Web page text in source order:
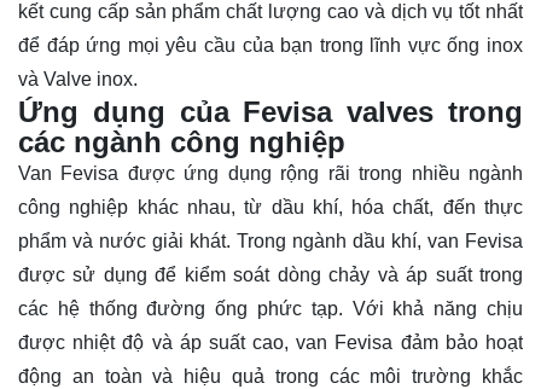
kết cung cấp sản phẩm chất lượng cao và dịch vụ tốt nhất
để đáp ứng mọi yêu cầu của bạn trong lĩnh vực ống inox
và Valve inox.
Ứng dụng của Fevisa valves trong
các ngành công nghiệp
Van Fevisa được ứng dụng rộng rãi trong nhiều ngành
công nghiệp khác nhau, từ dầu khí, hóa chất, đến thực
phẩm và nước giải khát. Trong ngành dầu khí, van Fevisa
được sử dụng để kiểm soát dòng chảy và áp suất trong
các hệ thống đường ống phức tạp. Với khả năng chịu
được nhiệt độ và áp suất cao, van Fevisa đảm bảo hoạt
động an toàn và hiệu quả trong các môi trường khắc